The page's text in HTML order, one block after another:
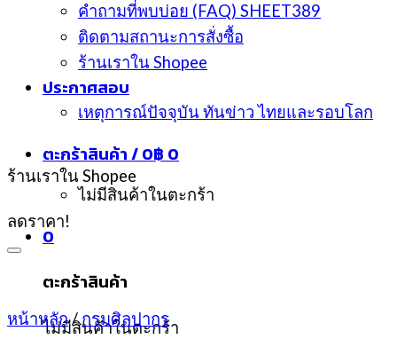
คำถามที่พบบ่อย (FAQ) SHEET389
ติดตามสถานะการสั่งซื้อ
ร้านเราใน Shopee
ประกาศสอบ
เหตุการณ์ปัจจุบัน ทันข่าว ไทยและรอบโลก
ตะกร้าสินค้า /0฿ 0
ไม่มีสินค้าในตะกร้า
0
ตะกร้าสินค้า
ไม่มีสินค้าในตะกร้า
ร้านเราใน Shopee
ลดราคา!
หน้าหลัก/ กรมศิลปากร